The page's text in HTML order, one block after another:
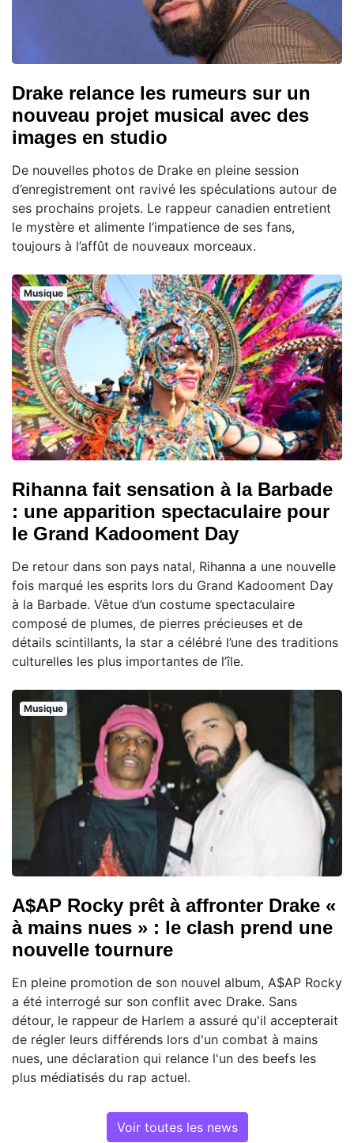
Drake relance les rumeurs sur un
nouveau projet musical avec des
images en studio
De nouvelles photos de Drake en pleine session
d’enregistrement ont ravivé les spéculations autour de
ses prochains projets. Le rappeur canadien entretient
le mystère et alimente l’impatience de ses fans,
toujours à l’affût de nouveaux morceaux.
Musique
Rihanna fait sensation à la Barbade
: une apparition spectaculaire pour
le Grand Kadooment Day
De retour dans son pays natal, Rihanna a une nouvelle
fois marqué les esprits lors du Grand Kadooment Day
à la Barbade. Vêtue d’un costume spectaculaire
composé de plumes, de pierres précieuses et de
détails scintillants, la star a célébré l’une des traditions
culturelles les plus importantes de l’île.
Musique
A$AP Rocky prêt à affronter Drake «
à mains nues » : le clash prend une
nouvelle tournure
En pleine promotion de son nouvel album, A$AP Rocky
a été interrogé sur son conflit avec Drake. Sans
détour, le rappeur de Harlem a assuré qu'il accepterait
de régler leurs différends lors d'un combat à mains
nues, une déclaration qui relance l'un des beefs les
plus médiatisés du rap actuel.
Voir toutes les news